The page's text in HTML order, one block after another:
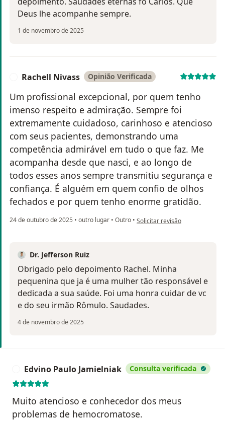
Deus lhe acompanhe sempre.
1 de novembro de 2025
Rachell Nivass Opinião Verificada
Um profissional excepcional, por quem tenho
imenso respeito e admiração. Sempre foi
extremamente cuidadoso, carinhoso e atencioso
com seus pacientes, demonstrando uma
competência admirável em tudo o que faz. Me
acompanha desde que nasci, e ao longo de
todos esses anos sempre transmitiu segurança e
confiança. É alguém em quem confio de olhos
fechados e por quem tenho enorme gratidão.
24 de outubro de 2025 • outro lugar • Outro • na opinião do utilizador Rachell
Solicitar revisão
Dr. Jefferson Ruiz
Obrigado pelo depoimento Rachel. Minha
pequenina que ja é uma mulher tão responsável e
dedicada a sua saúde. Foi uma honra cuidar de vc
e do seu irmão Rômulo. Saudades.
4 de novembro de 2025
Edvino Paulo Jamielniak Consulta verificada
Muito atencioso e conhecedor dos meus
problemas de hemocromatose.